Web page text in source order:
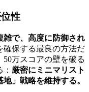
性
雑で、高度に防御され
確保する最良の方法だ
万スコアの壁を破る
厳密にミニマリスト
」戦略を維持する。